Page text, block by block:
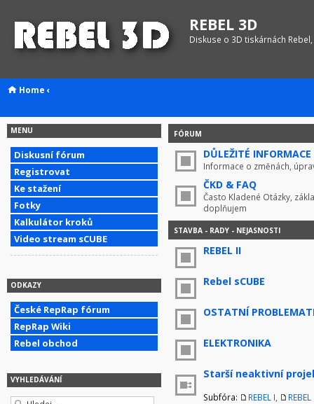
REBEL 3D
Diskuse o 3D tiskárnách
Home ‹
MENU
Diskusní fórum
Registrovat
Ke stažení
Fotky
Kalkulátor kroků
Video stream sCUBE
ODKAZY
České RepRap fórum
RepRap Wiki
Rebel obchod
VYHLEDÁVÁNÍ
FÓRUM
DŮLEŽITÉ INFORMACE
Informace o změnách,
ČKD & FAQ
Často Kladené Otázky,
doplňujem
STAVBA - RADY - NEJASNOSTI
REBEL II
Rebel sCUBE
OSTATNÍ
ELEKTRONIKA
Starší neaktivní
Subfóra: REBEL I REBEL